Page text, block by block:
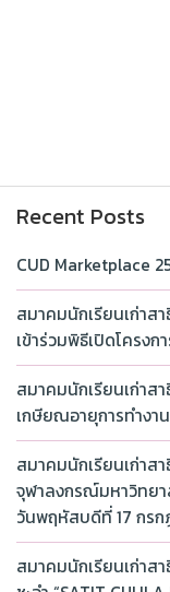
Recent Posts
CUD Marketplace
สมาคมนักเรียนเก่าส
เข้าร่วมพิธีเปิดโครง
สมาคมนักเรียนเก่าส
เกษียณอายุการทำงา
สมาคมนักเรียนเก่าส
จุฬาลงกรณ์มหาวิทยา
วันพฤหัสบดีที่ 17 กรก
สมาคมนักเรียนเก่าส